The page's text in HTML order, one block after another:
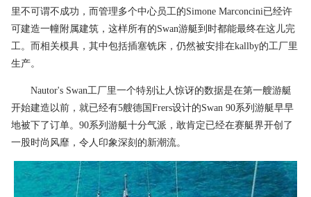
里不可谓不成功，而管理多个中心员工的Simone Marconcini已经许
可建造一幢附属建筑，这样所有的Swan游艇到时都能最终在这儿完
工。而相关模具，其中包括插塞铣床，仍然被安排在kallby的工厂里
生产。
Nautor's Swan工厂里一个特别让人惊讶的数据是在第一艘游艇
开始建造以前，就已经有5艘德国Frers设计的Swan 90系列游艇早早
地被下了订单。90系列游艇十分气派，敢肯定已经在赛艇界开创了
一股时尚风靡，令人印象深刻的新潮流。